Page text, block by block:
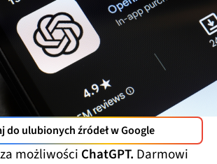
do ulubionych źródeł w Google
możliwości ChatGPT. Darmowi